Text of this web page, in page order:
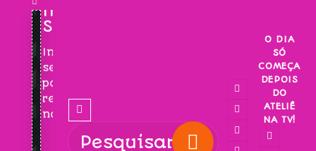
INSCREVA-
SE!
Inscreva-
se
para
receber
novidades!
O DIA
SÓ
COMEÇA
DEPOIS
DO
ATELIÊ
NA TV!